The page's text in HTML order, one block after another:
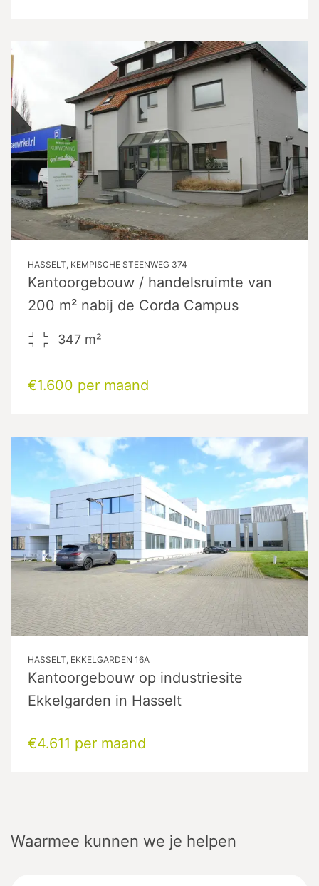
HASSELT, KEMPISCHE STEENWEG 374
Kantoorgebouw / handelsruimte van
200 m² nabij de Corda Campus
347 m²
€1.600 per maand
HASSELT, EKKELGARDEN 16A
Kantoorgebouw op industriesite
Ekkelgarden in Hasselt
€4.611 per maand
Waarmee kunnen we je helpen